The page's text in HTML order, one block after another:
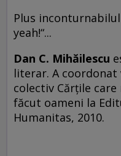
Plus inconturnabilul
yeah!“...
Dan C. Mihăilescu
literar. A coordonat
colectiv Cărţile care
făcut oameni la
Humanitas, 2010.